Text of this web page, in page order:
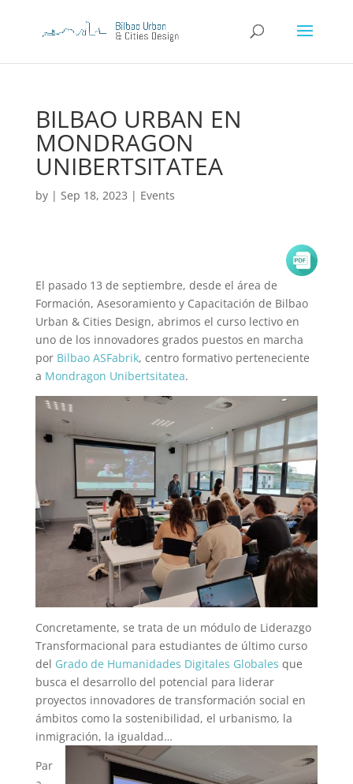
BILBAO URBAN EN
MONDRAGON
UNIBERTSITATEA
by | Sep 18, 2023 | Events
El pasado 13 de septiembre, desde el área de
Formación, Asesoramiento y Capacitación de Bilbao
Urban & Cities Design, abrimos el curso lectivo en
uno de los innovadores grados puestos en marcha
por Bilbao ASFabrik, centro formativo perteneciente
a Mondragon Unibertsitatea.
Concretamente, se trata de un módulo de Liderazgo
Transformacional para estudiantes de último curso
del Grado de Humanidades Digitales Globales que
busca el desarrollo del potencial para liderar
proyectos innovadores de transformación social en
ámbitos como la sostenibilidad, el urbanismo, la
inmigración, la igualdad…
Par